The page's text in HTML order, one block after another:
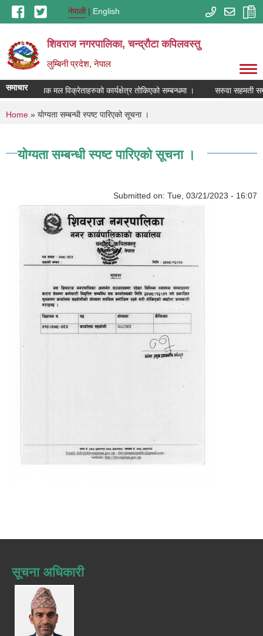
Skip to main contentनेपाली English
शिवराज नगरपालिका, चन्द्राैटा कपिलवस्तु
लुम्बिनी प्रदेश, नेपाल
समाचाररसायनिक मल विक्रेताहरुको कार्यक्षेत्र तोकिएको सम्बन्धमा । सरुवा सहमती
You are here
Home » योग्यता सम्बन्धी स्पष्ट पारिएको सूचना ।
योग्यता सम्बन्धी स्पष्ट पारिएको सूचना ।
Submitted on: Tue, 03/21/2023 - 16:07
सूचना अधिकारी